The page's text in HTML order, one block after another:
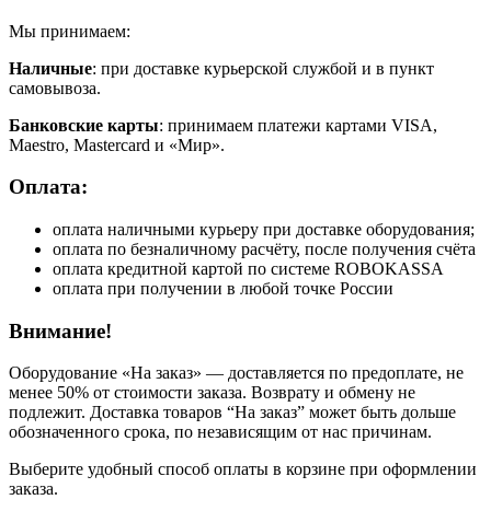
Мы принимаем:
Наличные: при доставке курьерской службой и в пункт
самовывоза.
Банковские карты: принимаем платежи картами VISA,
Maestro, Masterсard и «Мир».
Оплата:
оплата наличными курьеру при доставке оборудования;
оплата по безналичному расчёту, после получения счёта
оплата кредитной картой по системе ROBOKASSA
оплата при получении в любой точке России
Внимание!
Оборудование «На заказ» — доставляется по предоплате, не
менее 50% от стоимости заказа. Возврату и обмену не
подлежит. Доставка товаров “На заказ” может быть дольше
обозначенного срока, по независящим от нас причинам.
Выберите удобный способ оплаты в корзине при оформлении
заказа.